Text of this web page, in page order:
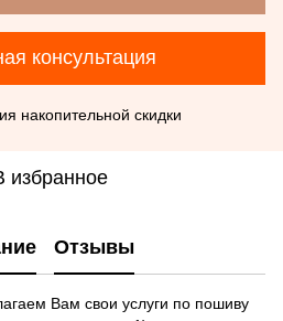
консультация
накопительной скидки
избранное
Отзывы
Вам свои услуги по пошиву